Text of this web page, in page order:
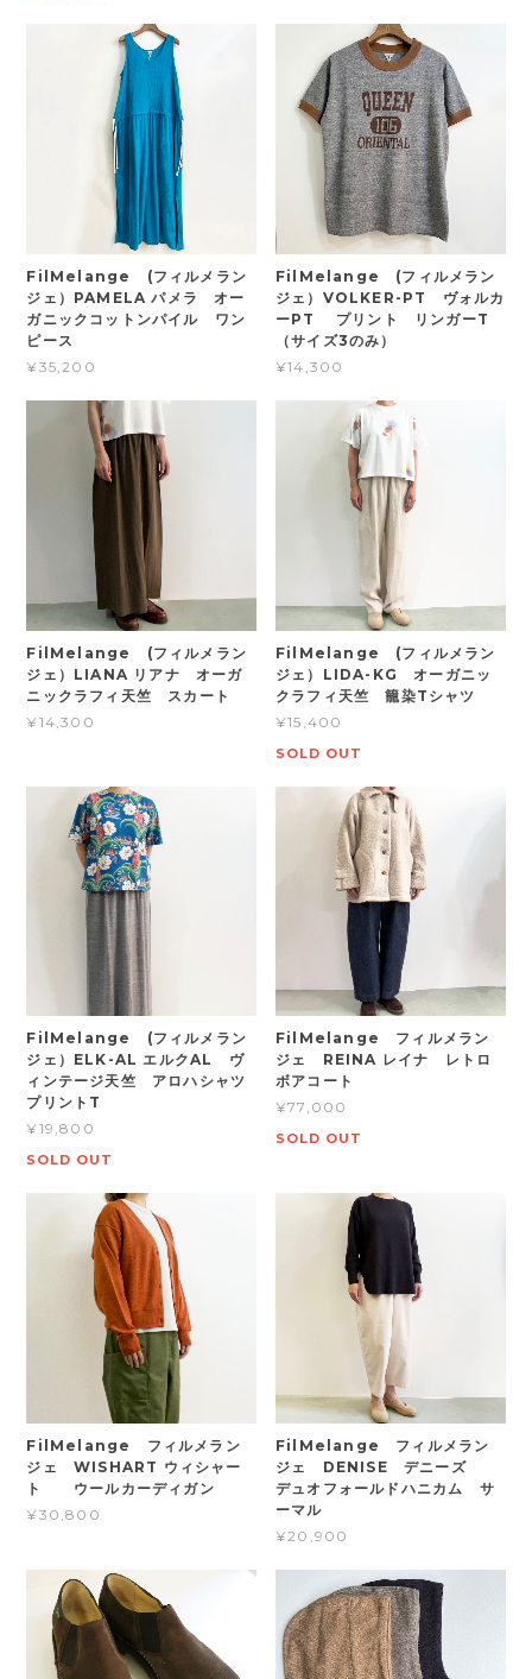
FilMelange (フィルメラン
ジェ）PAMELA パメラ オー
ガニックコットンパイル ワン
ピース
¥35,200
FilMelange (フィルメラン
ジェ）VOLKER-PT ヴォルカ
ーPT プリント リンガーT
（サイズ3のみ）
¥14,300
FilMelange (フィルメラン
ジェ）LIANA リアナ オーガ
ニックラフィ天竺 スカート
¥14,300
FilMelange (フィルメラン
ジェ）LIDA-KG オーガニッ
クラフィ天竺 籠染Tシャツ
¥15,400
SOLD OUT
FilMelange (フィルメラン
ジェ）ELK-AL エルクAL ヴ
ィンテージ天竺 アロハシャツ
プリントT
¥19,800
SOLD OUT
FilMelange フィルメラン
ジェ REINA レイナ レトロ
ボアコート
¥77,000
SOLD OUT
FilMelange フィルメラン
ジェ WISHART ウィシャー
ト ウールカーディガン
¥30,800
FilMelange フィルメラン
ジェ DENISE デニーズ
デュオフォールドハニカム サ
ーマル
¥20,900